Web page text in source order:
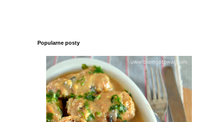
Popularne posty